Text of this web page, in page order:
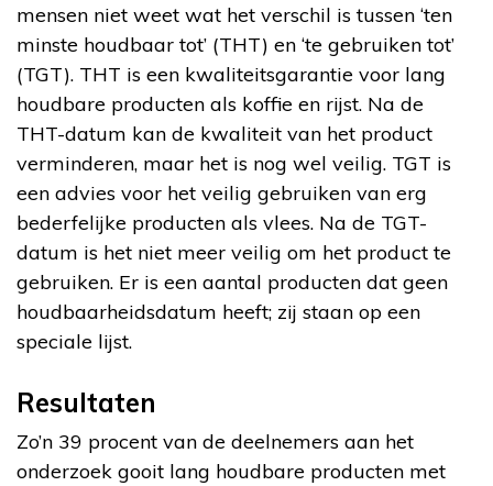
mensen niet weet wat het verschil is tussen ‘ten
minste houdbaar tot’ (THT) en ‘te gebruiken tot’
(TGT). THT is een kwaliteitsgarantie voor lang
houdbare producten als koffie en rijst. Na de
THT-datum kan de kwaliteit van het product
verminderen, maar het is nog wel veilig. TGT is
een advies voor het veilig gebruiken van erg
bederfelijke producten als vlees. Na de TGT-
datum is het niet meer veilig om het product te
gebruiken. Er is een aantal producten dat geen
houdbaarheidsdatum heeft; zij staan op een
speciale lijst.
Resultaten
Zo’n 39 procent van de deelnemers aan het
onderzoek gooit lang houdbare producten met